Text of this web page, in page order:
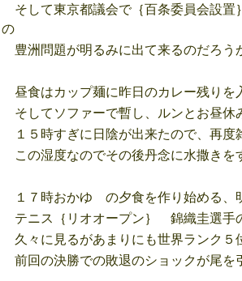
そして東京都議会で｛百条委員会設置
の
豊洲問題が明るみに出て来るのだろう
昼食はカップ麺に昨日のカレー残りを
そしてソファーで暫し、ルンとお昼休
１５時すぎに日陰が出来たので、再
この湿度なのでその後丹念に水撒きを
１７時おかゆ の夕食を作り始める、
テニス｛リオオープン｝ 錦織圭選手
久々に見るがあまりにも世界ランク５
前回の決勝での敗退のショックが尾を